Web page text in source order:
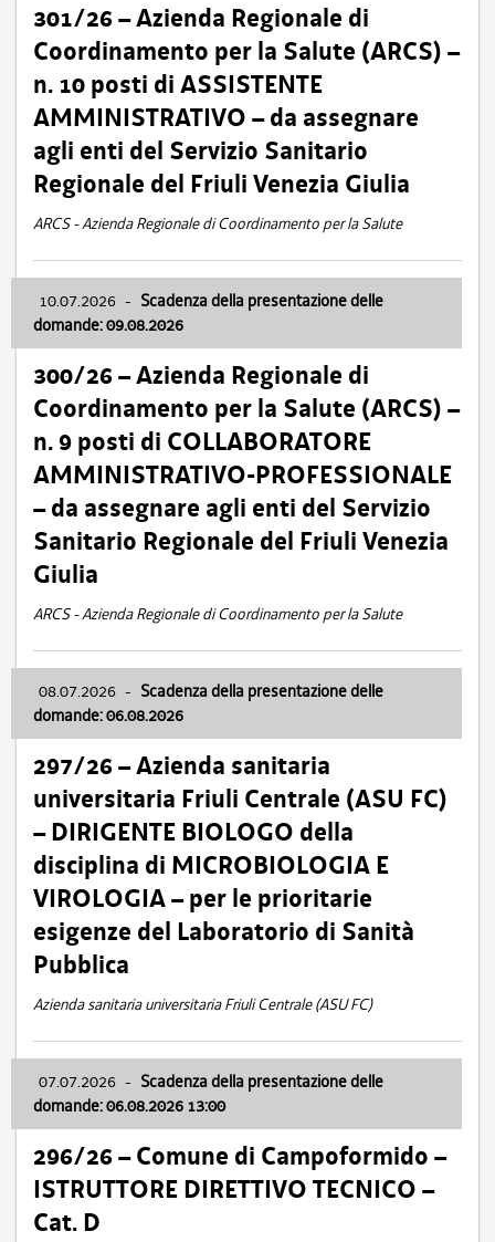
301/26 – Azienda Regionale di
Coordinamento per la Salute (ARCS) –
n. 10 posti di ASSISTENTE
AMMINISTRATIVO – da assegnare
agli enti del Servizio Sanitario
Regionale del Friuli Venezia Giulia
ARCS - Azienda Regionale di Coordinamento per la Salute
10.07.2026 - Scadenza della presentazione delle
domande: 09.08.2026
300/26 – Azienda Regionale di
Coordinamento per la Salute (ARCS) –
n. 9 posti di COLLABORATORE
AMMINISTRATIVO-PROFESSIONALE
– da assegnare agli enti del Servizio
Sanitario Regionale del Friuli Venezia
Giulia
ARCS - Azienda Regionale di Coordinamento per la Salute
08.07.2026 - Scadenza della presentazione delle
domande: 06.08.2026
297/26 – Azienda sanitaria
universitaria Friuli Centrale (ASU FC)
– DIRIGENTE BIOLOGO della
disciplina di MICROBIOLOGIA E
VIROLOGIA – per le prioritarie
esigenze del Laboratorio di Sanità
Pubblica
Azienda sanitaria universitaria Friuli Centrale (ASU FC)
07.07.2026 - Scadenza della presentazione delle
domande: 06.08.2026 13:00
296/26 – Comune di Campoformido –
ISTRUTTORE DIRETTIVO TECNICO –
Cat. D